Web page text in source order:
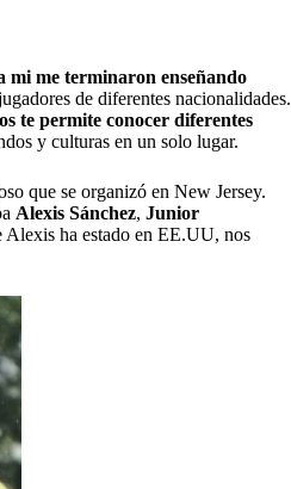
mi me terminaron enseñando
de diferentes nacionalidades.
te permite conocer diferentes
y culturas en un solo lugar.
que se organizó en New Jersey.
Alexis Sánchez, Junior
Alexis ha estado en EE.UU, nos